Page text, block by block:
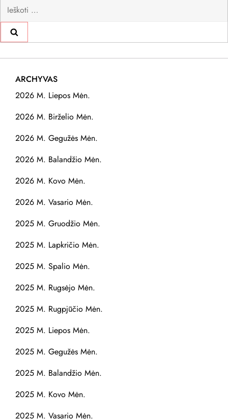
Ieškoti:
ARCHYVAS
2026 M. Liepos Mėn.
2026 M. Birželio Mėn.
2026 M. Gegužės Mėn.
2026 M. Balandžio Mėn.
2026 M. Kovo Mėn.
2026 M. Vasario Mėn.
2025 M. Gruodžio Mėn.
2025 M. Lapkričio Mėn.
2025 M. Spalio Mėn.
2025 M. Rugsėjo Mėn.
2025 M. Rugpjūčio Mėn.
2025 M. Liepos Mėn.
2025 M. Gegužės Mėn.
2025 M. Balandžio Mėn.
2025 M. Kovo Mėn.
2025 M. Vasario Mėn.